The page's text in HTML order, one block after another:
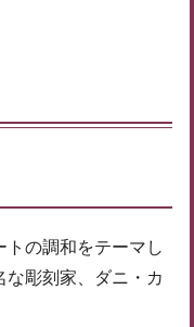
の調和をテーマし
な彫刻家、ダニ・カ